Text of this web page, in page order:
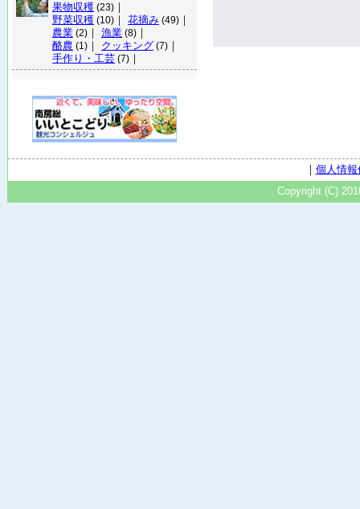
果物収穫 (23) ｜
野菜収穫 (10) ｜ 花摘み (49) ｜
農業 (2) ｜ 漁業 (8) ｜
酪農 (1) ｜ クッキング (7) ｜
手作り・工芸 (7) ｜
｜ 個人情
Copyright (C)